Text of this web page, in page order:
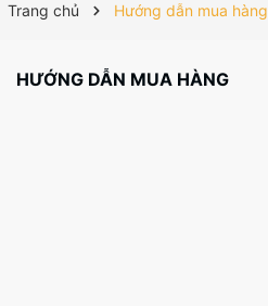
Trang chủ Hướng dẫn mua hàng
HƯỚNG DẪN MUA HÀNG